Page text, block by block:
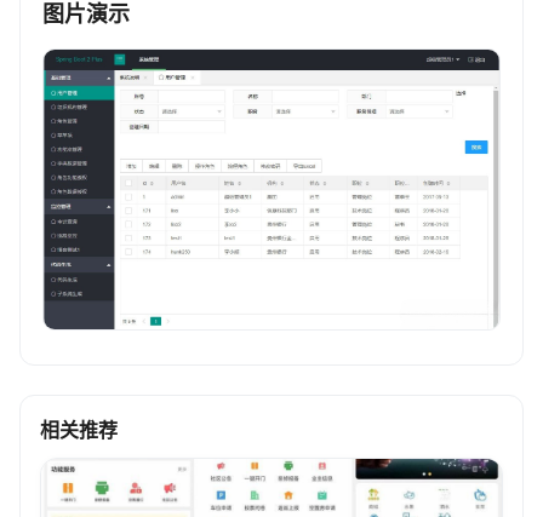
图片演示
相关推荐